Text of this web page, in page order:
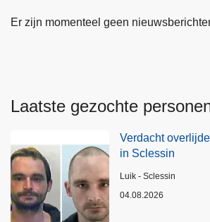
Er zijn momenteel geen
Laatste gezochte
Verdacht
in Sclessin
Plaats
Luik - Sclessin
04.08.2026